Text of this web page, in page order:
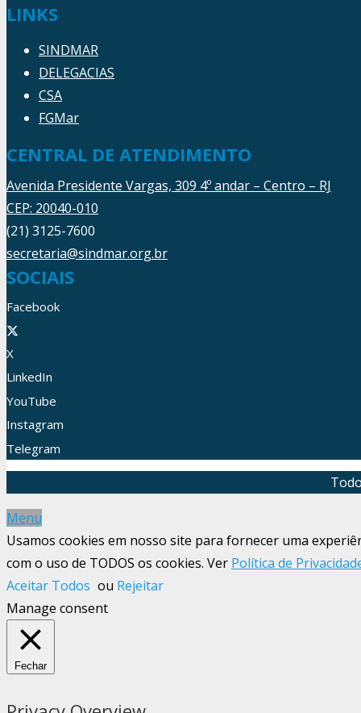
LINKS
SINDMAR
DELEGACIAS
CSA
FGMar
CENTRAL DE ATENDIMENTO
Avenida Presidente Vargas, 309 4º andar – Centro – RJ
CEP: 20040-010
(21) 3125-7600
secretaria@sindmar.org.br
SOCIAIS
Facebook
X
LinkedIn
YouTube
Instagram
Telegram
Menu
Usamos cookies em nosso site para fornecer uma
com o uso de TODOS os cookies. Ver Política de
Aceitar Todos ou Rejeitar
Manage consent
Fechar